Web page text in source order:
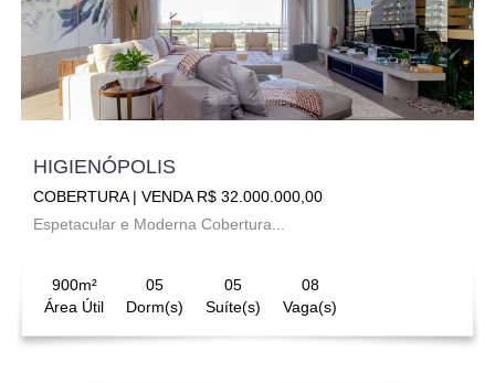
HIGIENÓPOLIS
COBERTURA | VENDA R$ 32.000.000,00
Espetacular e Moderna Cobertura...
900m²
Área Útil
05
Dorm(s)
05
Suíte(s)
08
Vaga(s)